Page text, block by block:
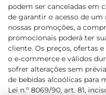
podem ser canceladas em
de garantir o acesso de
nossas promoções, a
promocionais poderá ter
cliente. Os preços, ofertas
o e-commerce e válidos
sofrer alterações sem
de bebidas alcoólicas para
Lei n.º 8069/90, art. 81,